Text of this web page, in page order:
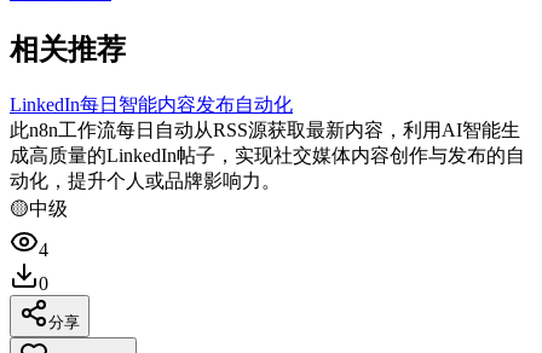
相关推荐
LinkedIn每日智能内容发布自动化
此n8n工作流每日自动从RSS源获取最新内容，利用AI智能生
成高质量的LinkedIn帖子，实现社交媒体内容创作与发布的自
动化，提升个人或品牌影响力。
🟡中级
4
0
分享